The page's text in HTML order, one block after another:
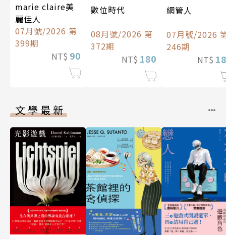
marie claire美
麗佳人
07月號/2026 第
399期
NT$ 90
數位時代
08月號/2026 第
372期
NT$ 180
網管人
07月號/2026
246期
NT$
文學最新